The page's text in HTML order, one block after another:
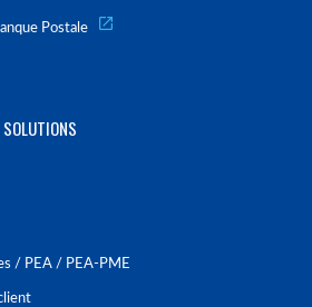
Postale
/ PEA / PEA-PME